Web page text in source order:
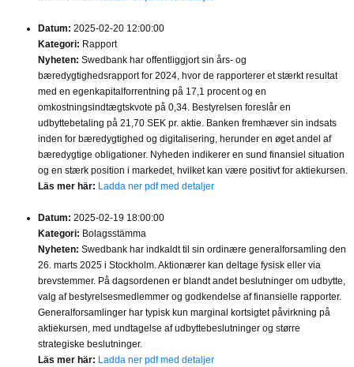
Datum: 2025-02-20 12:00:00
Kategori: Rapport
Nyheten: Swedbank har offentliggjort sin års- og
bæredygtighedsrapport for 2024, hvor de rapporterer et stærkt resultat
med en egenkapitalforrentning på 17,1 procent og en
omkostningsindtægtskvote på 0,34. Bestyrelsen foreslår en
udbyttebetaling på 21,70 SEK pr. aktie. Banken fremhæver sin indsats
inden for bæredygtighed og digitalisering, herunder en øget andel af
bæredygtige obligationer. Nyheden indikerer en sund finansiel situation
og en stærk position i markedet, hvilket kan være positivt for aktiekursen.
Läs mer här: Ladda ner pdf med detaljer
Datum: 2025-02-19 18:00:00
Kategori: Bolagsstämma
Nyheten: Swedbank har indkaldt til sin ordinære generalforsamling den
26. marts 2025 i Stockholm. Aktionærer kan deltage fysisk eller via
brevstemmer. På dagsordenen er blandt andet beslutninger om udbytte,
valg af bestyrelsesmedlemmer og godkendelse af finansielle rapporter.
Generalforsamlinger har typisk kun marginal kortsigtet påvirkning på
aktiekursen, med undtagelse af udbyttebeslutninger og større
strategiske beslutninger.
Läs mer här: Ladda ner pdf med detaljer